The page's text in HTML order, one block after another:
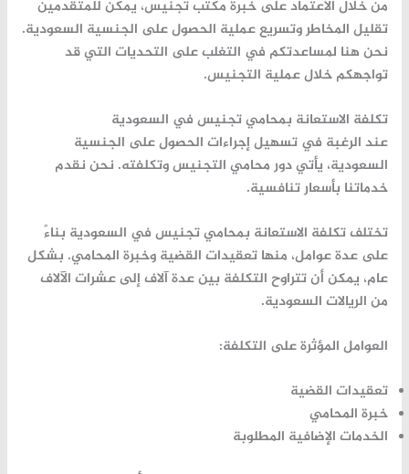
من خلال الاعتماد على خبرة مكتب تجنيس، يمكن للمتقدمين
تقليل المخاطر وتسريع عملية الحصول على الجنسية السعودية.
نحن هنا لمساعدتكم في التغلب على التحديات التي قد
تواجهكم خلال عملية التجنيس.
تكلفة الاستعانة بمحامي تجنيس في السعودية
عند الرغبة في تسهيل إجراءات الحصول على الجنسية
السعودية، يأتي دور محامي التجنيس وتكلفته. نحن نقدم
خدماتنا بأسعار تنافسية.
تختلف تكلفة الاستعانة بمحامي تجنيس في السعودية بناءً
على عدة عوامل، منها تعقيدات القضية وخبرة المحامي. بشكل
عام، يمكن أن تتراوح التكلفة بين عدة آلاف إلى عشرات الآلاف
من الريالات السعودية.
العوامل المؤثرة على التكلفة:
تعقيدات القضية
خبرة المحامي
الخدمات الإضافية المطلوبة